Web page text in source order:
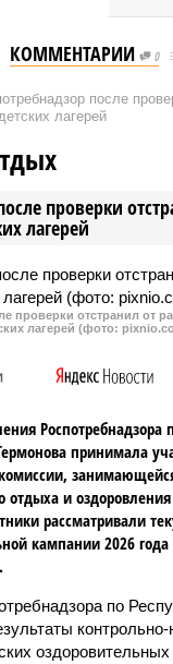
КОММЕНТАРИИ 0
после
лагерей
проверки
лагерей
проверки отстранил от
лагерей (фото:
Роспотребнадзора
принимала
отдыха и
рассматривали
кампании 2026
по